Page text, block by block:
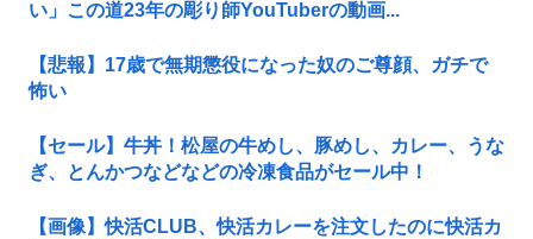
い」この道23年の彫り師YouTuberの動画...
【悲報】17歳で無期懲役になった奴のご尊顔、ガチで
怖い
【セール】牛丼！松屋の牛めし、豚めし、カレー、うな
ぎ、とんかつなどなどの冷凍食品がセール中！
【画像】快活CLUB、快活カレーを注文したのに快活カ